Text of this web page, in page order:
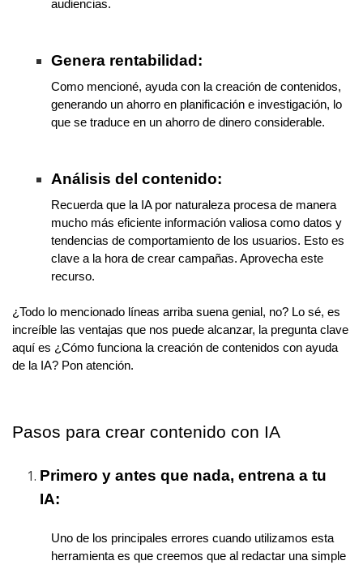
audiencias.
Genera rentabilidad:
Como mencioné, ayuda con la creación de contenidos,
generando un ahorro en planificación e investigación, lo
que se traduce en un ahorro de dinero considerable.
Análisis del contenido:
Recuerda que la IA por naturaleza procesa de manera
mucho más eficiente información valiosa como datos y
tendencias de comportamiento de los usuarios. Esto es
clave a la hora de crear campañas. Aprovecha este
recurso.
¿Todo lo mencionado líneas arriba suena genial, no? Lo sé, es
increíble las ventajas que nos puede alcanzar, la pregunta clave
aquí es ¿Cómo funciona la creación de contenidos con ayuda
de la IA? Pon atención.
Pasos para crear contenido con IA
Primero y antes que nada, entrena a tu
IA:
Uno de los principales errores cuando utilizamos esta
herramienta es que creemos que al redactar una simple